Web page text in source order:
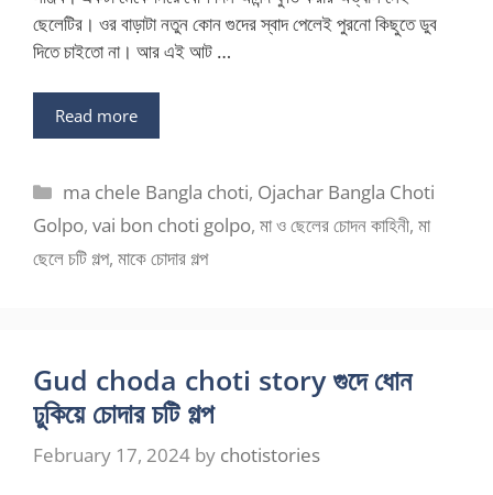
ছেলেটির। ওর বাড়াটা নতুন কোন গুদের স্বাদ পেলেই পুরনো কিছুতে ডুব
দিতে চাইতো না। আর এই আট …
Read more
Categories
ma chele Bangla choti, Ojachar Bangla Choti
Golpo, vai bon choti golpo, মা ও ছেলের চোদন কাহিনী, মা
ছেলে চটি গল্প, মাকে চোদার গল্প
Gud choda choti story গুদে ধোন
ঢুকিয়ে চোদার চটি গল্প
February 17, 2024 by chotistories